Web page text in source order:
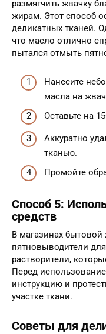
размягчить жвачку
жирам. Этот способ
деликатных тканей.
что масло отлично
пытался отмыть
Нанесите
масла на
Оставьте на
Аккуратно
тканью.
Промойте
Способ 5:
средств
В магазинах
пятновыводители
растворители,
Перед
инструкцию и
участке ткани.
Советы для